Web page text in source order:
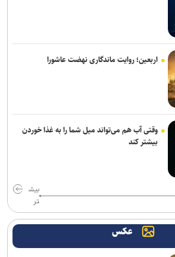
در نظام اقتصادی کشور
تغییر ریل معدن‌کاری با هوش مصنوعی/ درمان شکاف ۱۵ ساله
ایثار کارکنان صنعت نفت را منعکس کردند
برق کشور راه اندازی می‌شود
ناترازی انرژی از بحران مقطعی تا ضرورت
در ارتفاعات شمال کشور/ تداوم وزش باد
اربعین؛ روایت ماندگاری نهضت عاشورا
وقتی آب هم می‌تواند میل شما را به غذا خوردن
بیشتر کند
بیش
تر
عکس